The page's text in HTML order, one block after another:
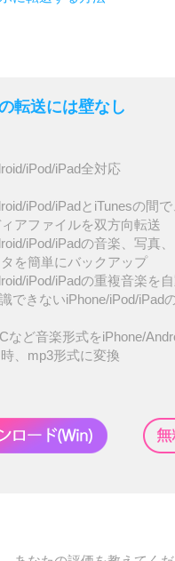
転送には壁なし
iPod/iPad全対応
iPod/iPadとiTunesの間
アファイルを双方向転送
iPod/iPadの音楽、写真
を簡単にバックアップ
iPod/iPadの重複音楽を
できないiPhone/iPod/iPad
など音楽形式をiPhone/
、mp3形式に変換